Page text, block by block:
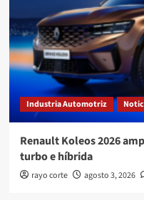
Industria Automotriz
Renault Koleos 2026
turbo e híbrida
rayo corte agosto 3, 2026